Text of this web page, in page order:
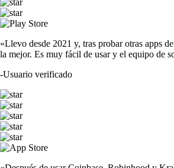
«Llevo desde 2021 y, tras probar otras apps
la mejor. Es muy fácil de usar y el equipo de
-Usuario verificado